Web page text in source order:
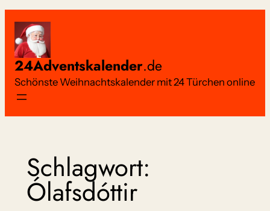
Inhalt
springen
24Adventskalender.de
Schönste Weihnachtskalender mit 24 Türchen online
Schlagwort:
Ólafsdóttir